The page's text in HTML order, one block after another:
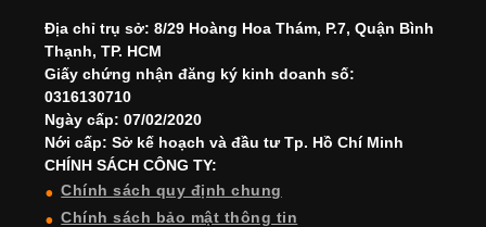
Địa chỉ trụ sở: 8/29 Hoàng Hoa Thám, P.7, Quận Bình
Thạnh, TP. HCM
Giấy chứng nhận đăng ký kinh doanh số:
0316130710
Ngày cấp: 07/02/2020
Nới cấp: Sở kế hoạch và đầu tư Tp. Hồ Chí Minh
CHÍNH SÁCH CÔNG TY:
Chính sách quy định chung
Chính sách bảo mật thông tin